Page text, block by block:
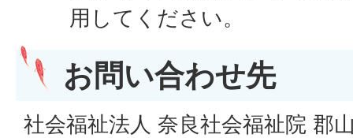
用してください。
お問い合わせ先
社会福祉法人 奈良社会福祉院 郡